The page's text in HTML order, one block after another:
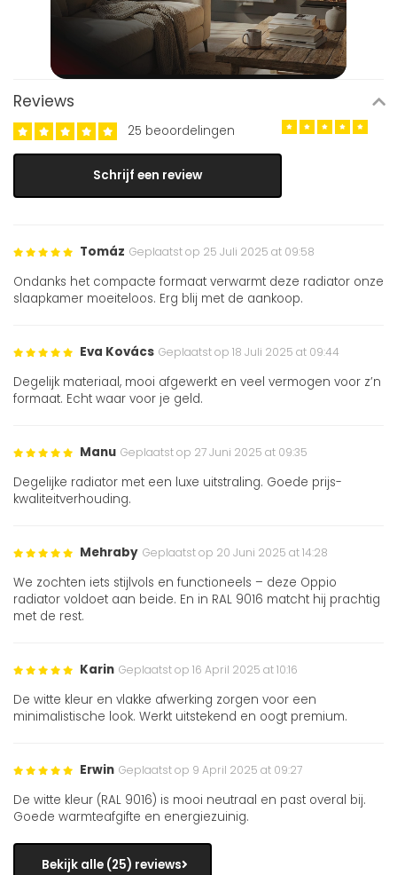
Reviews
25 beoordelingen
Schrijf een review
Tomáz Geplaatst op 25 Juli 2025 at 09:58
Ondanks het compacte formaat verwarmt deze radiator onze
slaapkamer moeiteloos. Erg blij met de aankoop.
Eva Kovács Geplaatst op 18 Juli 2025 at 09:44
Degelijk materiaal, mooi afgewerkt en veel vermogen voor z’n
formaat. Echt waar voor je geld.
Manu Geplaatst op 27 Juni 2025 at 09:35
Degelijke radiator met een luxe uitstraling. Goede prijs-
kwaliteitverhouding.
Mehraby Geplaatst op 20 Juni 2025 at 14:28
We zochten iets stijlvols en functioneels – deze Oppio
radiator voldoet aan beide. En in RAL 9016 matcht hij prachtig
met de rest.
Karin Geplaatst op 16 April 2025 at 10:16
De witte kleur en vlakke afwerking zorgen voor een
minimalistische look. Werkt uitstekend en oogt premium.
Erwin Geplaatst op 9 April 2025 at 09:27
De witte kleur (RAL 9016) is mooi neutraal en past overal bij.
Goede warmteafgifte en energiezuinig.
Bekijk alle (25) reviews